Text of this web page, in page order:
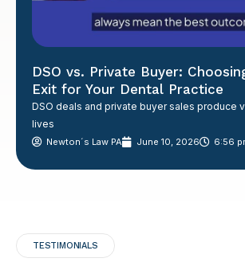
DSO vs. Private Buyer:
Exit for Your Dental Practice
DSO deals and private buyer sales produce
lives
Newton´s Law PA June 10, 2026 6:56
TESTIMONIALS